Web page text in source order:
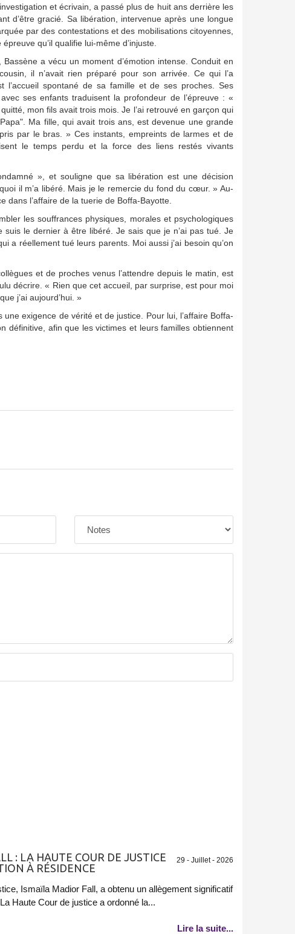
et écrivain, a passé plus de huit ans derrière les
d’être gracié. Sa libération, intervenue après une longue
par des contestations et des mobilisations citoyennes,
qu’il qualifie lui-même d’injuste.
Bassène a vécu un moment d’émotion intense. Conduit en
il n’avait rien préparé pour son arrivée. Ce qui l’a
l’accueil spontané de sa famille et de ses proches. Ses
ses enfants traduisent la profondeur de l’épreuve : «
quitté, mon fils avait trois mois. Je l’ai retrouvé en garçon qui
Ma fille, qui avait trois ans, est devenue une grande
par le bras. » Ces instants, empreints de larmes et de
le temps perdu et la force des liens restés vivants
», et souligne que sa libération est une décision
il m’a libéré. Mais je le remercie du fond du cœur. » Au-
l’affaire de la tuerie de Boffa-Bayotte.
les souffrances physiques, morales et psychologiques
le dernier à être libéré. Je sais que je n’ai pas tué. Je
a réellement tué leurs parents. Moi aussi j’ai besoin qu’on
et de proches venus l’attendre depuis le matin, est
décrire. « Rien que cet accueil, par surprise, est pour moi
j’ai aujourd’hui. »
exigence de vérité et de justice. Pour lui, l’affaire Boffa-
définitive, afin que les victimes et leurs familles obtiennent
29 - Juillet - 2026
: LA HAUTE COUR DE JUSTICE
À RÉSIDENCE
Ismaïla Madior Fall, a obtenu un allègement significatif
Haute Cour de justice a ordonné la...
Lire la suite...